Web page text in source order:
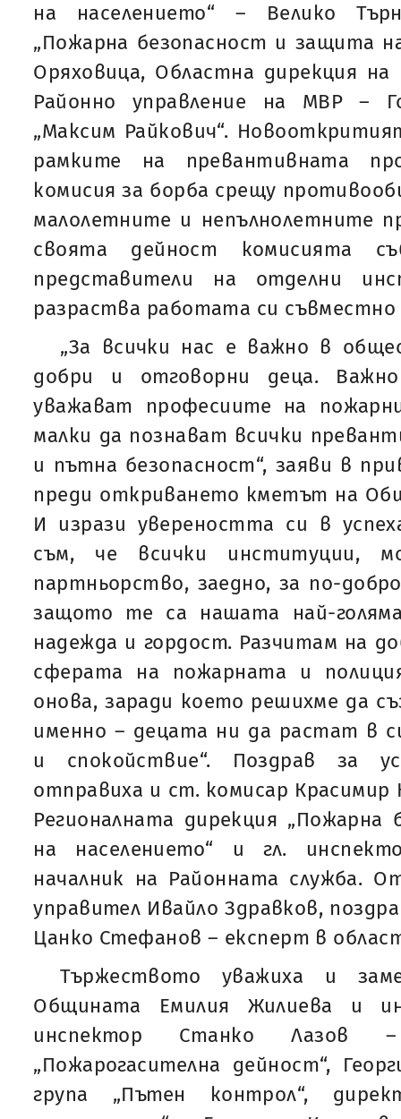
на населението“ – Велико
„Пожарна безопасност и защита
Оряховица, Областна дирекция
Районно управление на МВР –
„Максим Райкович“.
рамките на превантивната
комисия за борба срещу
малолетните и непълнолетните
своята дейност комисията
представители на отделни
разраства работата си съвместно
„За всички нас е важно в
добри и отговорни деца.
уважават професиите на
малки да познават всички
и пътна безопасност“, заяви в
преди откриването кметът на
И изрази увереността си в
съм, че всички институции,
партньорство, заедно, за по-
защото те са нашата най-
надежда и гордост. Разчитам на
сферата на пожарната и
онова, заради което решихме да
именно – децата ни да растат в
и спокойствие“. Поздрав за
отправиха и ст. комисар
Регионалната дирекция
на населението“ и гл.
началник на Районната служба.
управител Ивайло Здравков,
Цанко Стефанов – експерт в
Тържеството уважиха и
Общината Емилия Жилиева и
инспектор Станко Лазов
„Пожарогасителна дейност“,
група „Пътен контрол“,